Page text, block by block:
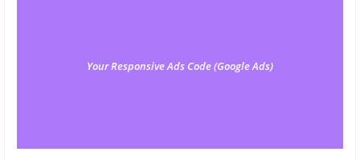
Your Responsive Ads Code (Google Ads)